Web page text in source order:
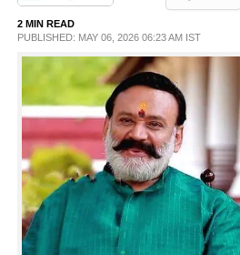
LIFESTYLE
SPIRITUAL
ART
ASTRO
2 MIN READ
PUBLISHED: MAY 06, 2026 06:23 AM IST